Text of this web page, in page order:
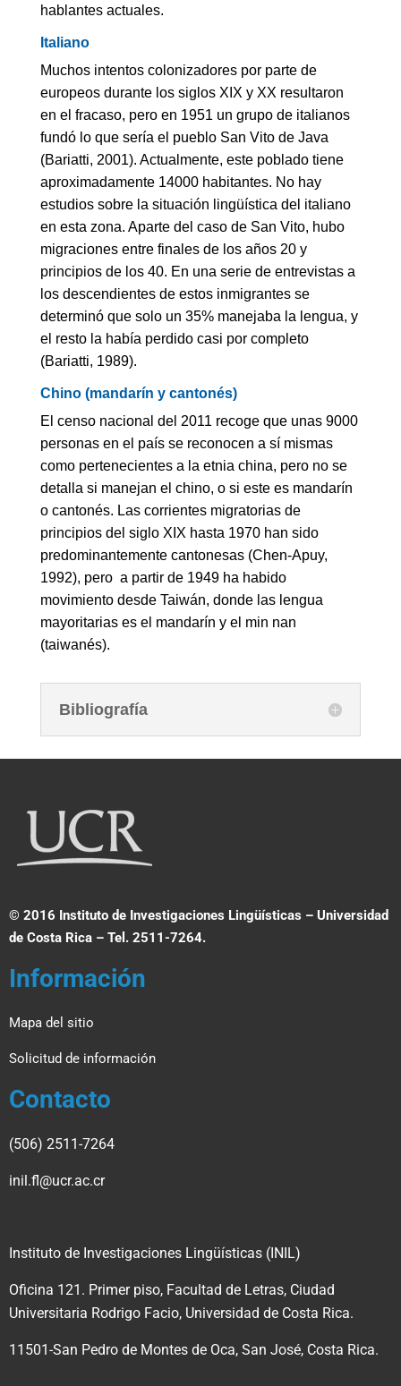
hablantes actuales.
Italiano
Muchos intentos colonizadores por parte de
europeos durante los siglos XIX y XX resultaron
en el fracaso, pero en 1951 un grupo de italianos
fundó lo que sería el pueblo San Vito de Java
(Bariatti, 2001). Actualmente, este poblado tiene
aproximadamente 14000 habitantes. No hay
estudios sobre la situación lingüística del italiano
en esta zona. Aparte del caso de San Vito, hubo
migraciones entre finales de los años 20 y
principios de los 40. En una serie de entrevistas a
los descendientes de estos inmigrantes se
determinó que solo un 35% manejaba la lengua, y
el resto la había perdido casi por completo
(Bariatti, 1989).
Chino (mandarín y cantonés)
El censo nacional del 2011 recoge que unas 9000
personas en el país se reconocen a sí mismas
como pertenecientes a la etnia china, pero no se
detalla si manejan el chino, o si este es mandarín
o cantonés. Las corrientes migratorias de
principios del siglo XIX hasta 1970 han sido
predominantemente cantonesas (Chen-Apuy,
1992), pero a partir de 1949 ha habido
movimiento desde Taiwán, donde las lengua
mayoritarias es el mandarín y el min nan
(taiwanés).
Bibliografía
© 2016 Instituto de Investigaciones Lingüísticas – Universidad
de Costa Rica – Tel. 2511-7264.
Información
Mapa del sitio
Solicitud de información
Contacto
(506) 2511-7264
inil.fl@ucr.ac.cr
Instituto de Investigaciones Lingüísticas (INIL)
Oficina 121. Primer piso, Facultad de Letras, Ciudad
Universitaria Rodrigo Facio, Universidad de Costa Rica.
11501-San Pedro de Montes de Oca, San José, Costa Rica.